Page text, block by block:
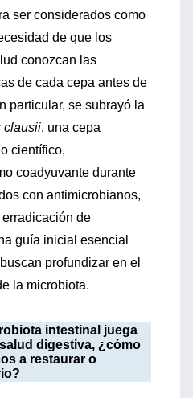
ser considerados como
de que los
conozcan las
de cada cepa antes de
particular, se subrayó la
clausii, una cepa
científico,
coadyuvante durante
con antimicrobianos,
de
guía inicial esencial
profundizar en el
la microbiota.
intestinal juega
digestiva, ¿cómo
a restaurar o